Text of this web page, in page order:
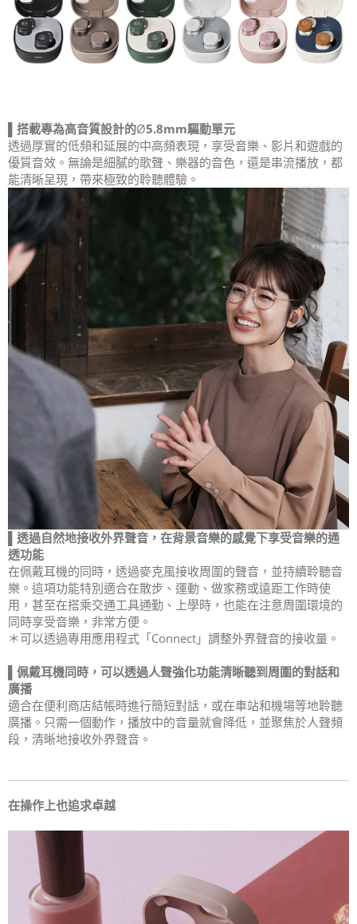
▌搭載專為高音質設計的Ø5.8mm驅動單元
透過厚實的低頻和延展的中高頻表現，享受音樂、影片和遊戲的
優質音效。無論是細膩的歌聲、樂器的音色，還是串流播放，都
能清晰呈現，帶來極致的聆聽體驗。
▌透過自然地接收外界聲音，在背景音樂的感覺下享受音樂的通
透功能
在佩戴耳機的同時，透過麥克風接收周圍的聲音，並持續聆聽音
樂。這項功能特別適合在散步、運動、做家務或遠距工作時使
用，甚至在搭乘交通工具通勤、上學時，也能在注意周圍環境的
同時享受音樂，非常方便。
＊可以透過專用應用程式「Connect」調整外界聲音的接收量。
▌佩戴耳機同時，可以透過人聲強化功能清晰聽到周圍的對話和
廣播
適合在便利商店結帳時進行簡短對話，或在車站和機場等地聆聽
廣播。只需一個動作，播放中的音量就會降低，並聚焦於人聲頻
段，清晰地接收外界聲音。
在操作上也追求卓越